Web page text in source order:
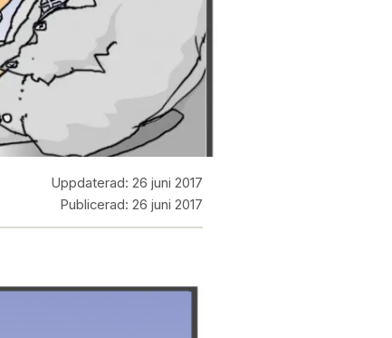
Uppdaterad: 26 juni 2017
Publicerad: 26 juni 2017